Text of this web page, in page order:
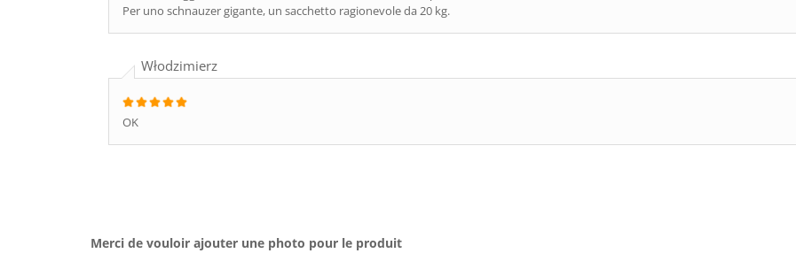
Per uno schnauzer gigante, un sacchetto ragionevole da 20 kg.
Włodzimierz
OK
Merci de vouloir ajouter une photo pour le produit